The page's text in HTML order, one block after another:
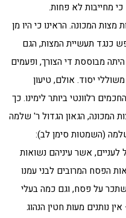
מחייבות לא פחות.
המכונה. הראינו כי היו מן
כנגד תעשיית המצות, הגם
מבוססת די הצורך, ופעמים
יסוד. אולם, טיעון
רלוונטי ביותר לימינו. כך
המכונה, הגאון הגדול ר' שלמה
(השמטות סימן לב):
לעניים, אשר עיניהם נשואות
הפסח המרובים לבני עמנו
על פסח, וגם כמה בעלי
נותנים מעות חטין הנהוג